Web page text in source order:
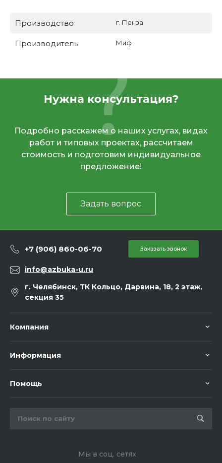
Производство г. Пенза
Производитель Миф
Нужна консультация?
Подробно расскажем о наших услугах, видах
работ и типовых проектах, рассчитаем
стоимость и подготовим индивидуальное
предложение!
Задать вопрос
+7 (906) 860-06-70 Заказать звонок
info@azbuka-u.ru
г. Челябинск, ТК Кольцо, Дарвина, 18, 2 этаж,
секция 35
Компания
Информация
Помощь
Мы в соц. сетях